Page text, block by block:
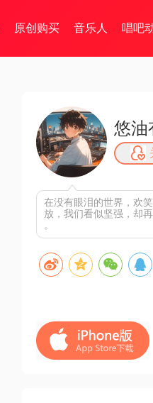
原创购买 音乐人 唱吧
悠油
在没有眼泪的世界，欢
放，我们看似坚强，却
。